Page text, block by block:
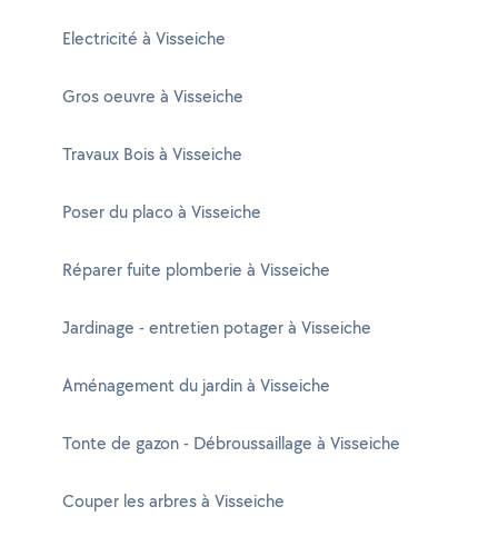
Electricité à Visseiche
Gros oeuvre à Visseiche
Travaux Bois à Visseiche
Poser du placo à Visseiche
Réparer fuite plomberie à Visseiche
Jardinage - entretien potager à Visseiche
Aménagement du jardin à Visseiche
Tonte de gazon - Débroussaillage à Visseiche
Couper les arbres à Visseiche